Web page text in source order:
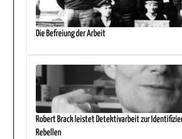
Die Befreiung der Arbeit
Robert Brack leistet Detektivarbeit zur
Rebellen